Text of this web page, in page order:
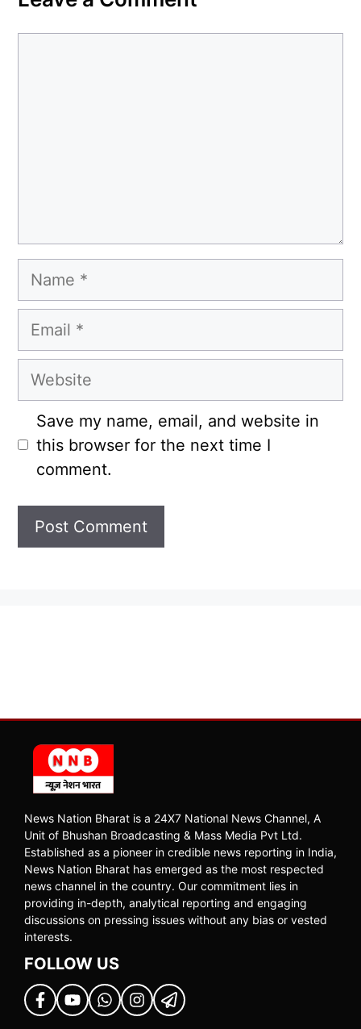
Name
Email
Website
Save my name, email, and website in
this browser for the next time I
comment.
News Nation Bharat is a 24X7 National News Channel, A
Unit of Bhushan Broadcasting & Mass Media Pvt Ltd.
Established as a pioneer in credible news reporting in India,
News Nation Bharat has emerged as the most respected
news channel in the country. Our commitment lies in
providing in-depth, analytical reporting and engaging
discussions on pressing issues without any bias or vested
interests.
FOLLOW US